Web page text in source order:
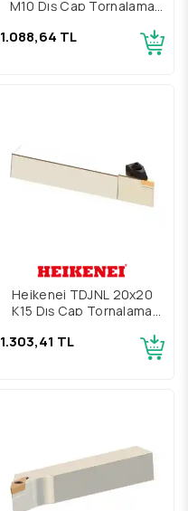
M10 Dış Çap Tornalama
1.088,64 TL
Heikenei TDJNL 20x20
K15 Dış Çap Tornalama
1.303,41 TL